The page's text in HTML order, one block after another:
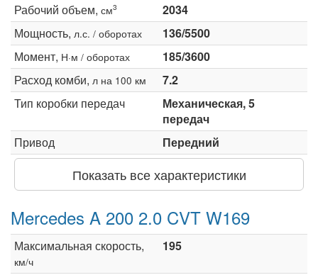
Рабочий объем, см3
2034
Мощность, л.с. / оборотах
136/5500
Момент, Н·м / оборотах
185/3600
Расход комби, л на 100 км
7.2
Тип коробки передач
Механическая, 5
передач
Привод
Передний
Показать все характеристики
Mercedes A 200 2.0 CVT W169
Максимальная скорость,
км/ч
195